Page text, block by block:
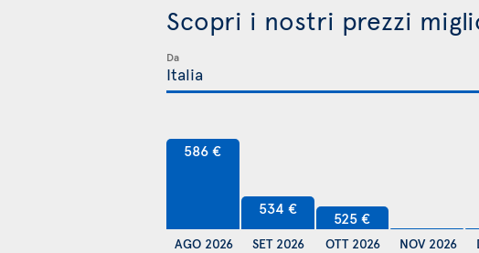
Scopri i nostri prezzi
Da
586 €
AGO 2026
534 €
SET 2026
525 €
OTT 2026 NOV 2026